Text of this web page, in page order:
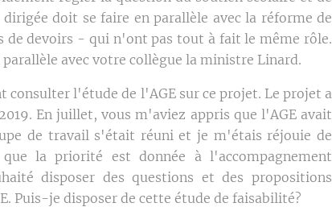
doit se faire en parallèle avec la réforme de
de devoirs - qui n'ont pas tout à fait le même rôle.
parallèle avec votre collègue la ministre Linard.
l'étude de l'AGE sur ce projet. Le projet a
En juillet, vous m'aviez appris que l'AGE avait
de travail s'était réuni et je m'étais réjouie de
la priorité est donnée à l'accompagnement
disposer des questions et des propositions
Puis-je disposer de cette étude de faisabilité?